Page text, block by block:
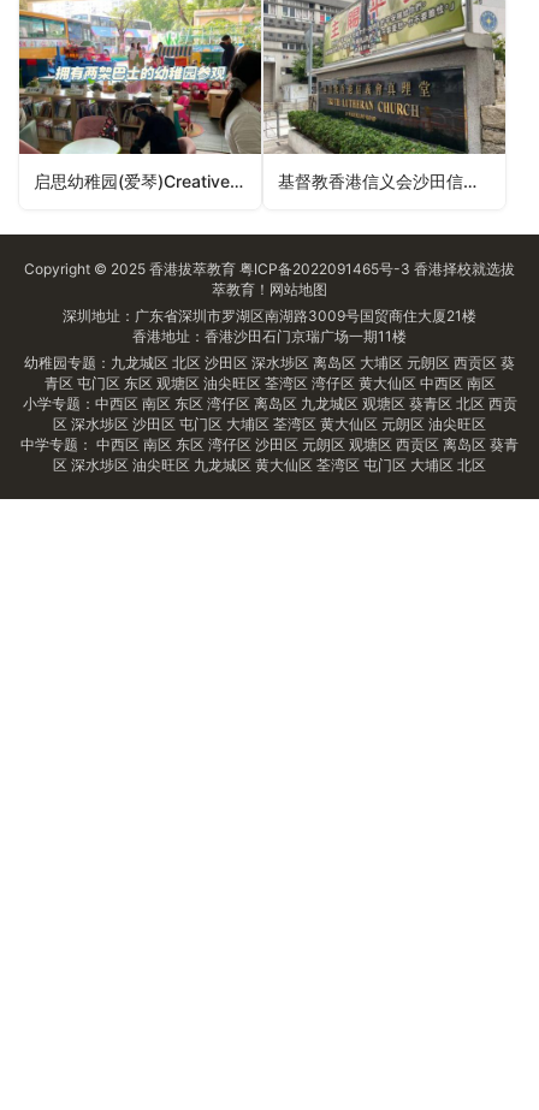
启思幼稚园(爱琴)Creative Kindergarten (Aegean Coast)（屯门区幼稚园） 基督教香港信义会沙田信义幼稚园ELCHK Shatin Lutheran Kindergarten（沙田区幼稚园）
Copyright © 2025 香港拔萃教育 粤ICP备2022091465号-3 香港择校就选拔
萃教育！ 网站地图
深圳地址：广东省深圳市罗湖区南湖路3009号国贸商住大厦21楼
香港地址：香港沙田石门京瑞广场一期11楼
幼稚园专题： 九龙城区 北区 沙田区 深水埗区 离岛区 大埔区 元朗区 西贡区 葵
青区 屯门区 东区 观塘区 油尖旺区 荃湾区 湾仔区 黄大仙区 中西区 南区
小学专题： 中西区 南区 东区 湾仔区 离岛区 九龙城区 观塘区 葵青区 北区 西贡
区 深水埗区 沙田区 屯门区 大埔区 荃湾区 黄大仙区 元朗区 油尖旺区
中学专题： 中西区 南区 东区 湾仔区 沙田区 元朗区 观塘区 西贡区 离岛区 葵青
区 深水埗区 油尖旺区 九龙城区 黄大仙区 荃湾区 屯门区 大埔区 北区